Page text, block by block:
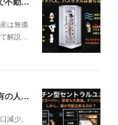
は無価
解説…
日本の不動産を無価値にする未曽有の人口減少。ではこれからの建築物の構造はどうなるかは既に解説した。今はその内部の内容。その1
減少。